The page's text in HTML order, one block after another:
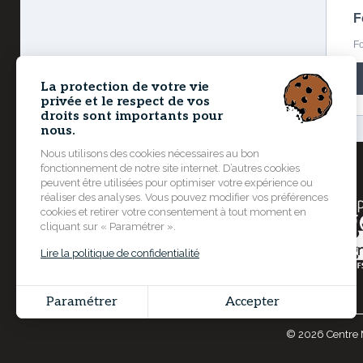
Un projet soutenu et financé par
© 2026 Centre
La protection de votre vie
privée et le respect de vos
droits sont importants pour
nous.
Nous utilisons des cookies nécessaires au bon
fonctionnement de notre site internet. D’autres cookies
peuvent être utilisées pour optimiser votre expérience ou
réaliser des analyses. Vous pouvez modifier vos préférences
cookies et retirer votre consentement à tout moment en
cliquant sur « Paramétrer ».
Lire la politique de confidentialité
Paramétrer Accepter